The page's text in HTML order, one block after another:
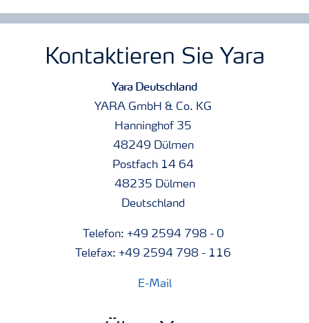
Kontaktieren Sie Yara
Yara Deutschland
YARA GmbH & Co. KG
Hanninghof 35
48249 Dülmen
Postfach 14 64
48235 Dülmen
Deutschland
Telefon: +49 2594 798 - 0
Telefax: +49 2594 798 - 116
E-Mail